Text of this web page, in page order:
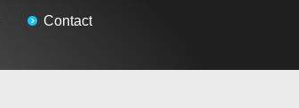
Contact